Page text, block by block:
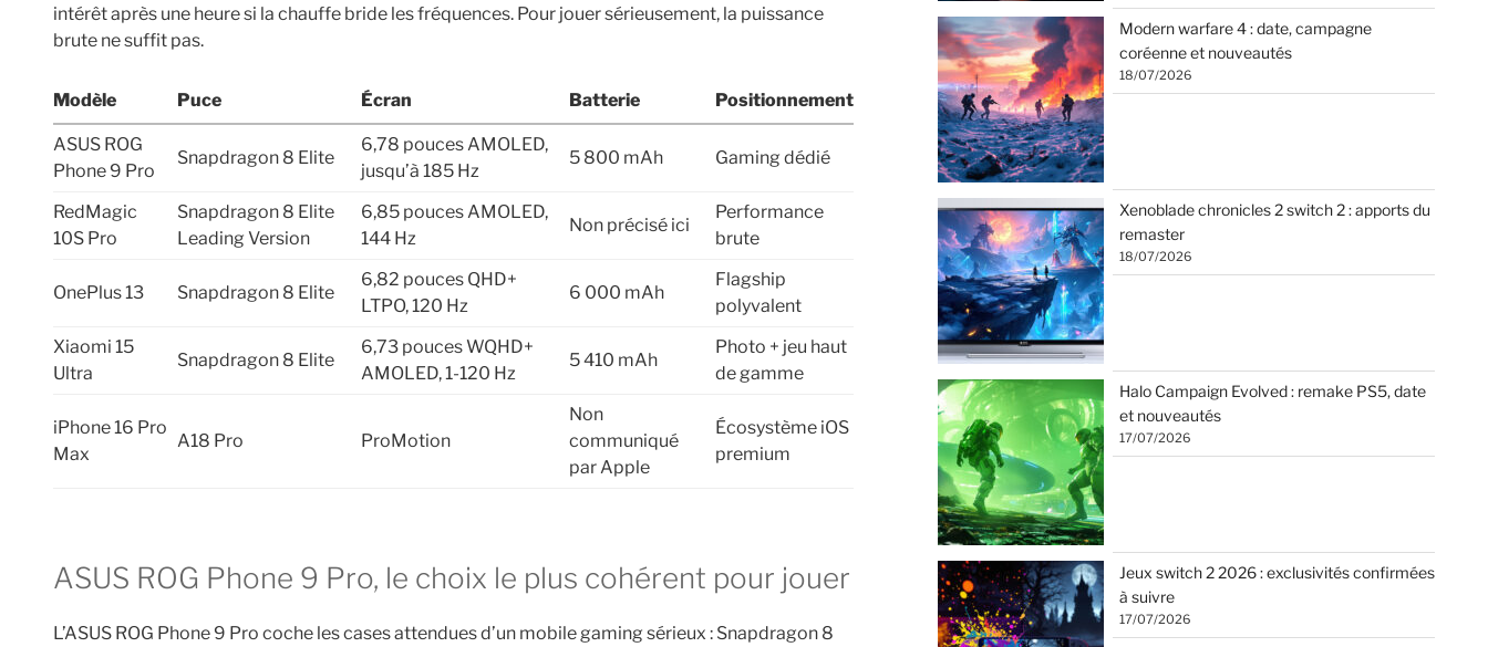
intérêt après une heure si la chauffe bride les fréquences. Pour jouer sérieusement, la puissance
brute ne suffit pas.
Modèle Puce Écran Batterie Positionnement
ASUS ROG
Phone 9 Pro
Snapdragon 8 Elite
6,78 pouces AMOLED,
jusqu’à 185 Hz
5 800 mAh Gaming dédié
RedMagic
10S Pro
Snapdragon 8 Elite
Leading Version
6,85 pouces AMOLED,
144 Hz
Non précisé ici
Performance
brute
OnePlus 13 Snapdragon 8 Elite
6,82 pouces QHD+
LTPO, 120 Hz
6 000 mAh
Flagship
polyvalent
Xiaomi 15
Ultra
Snapdragon 8 Elite
6,73 pouces WQHD+
AMOLED, 1-120 Hz
5 410 mAh
Photo + jeu haut
de gamme
iPhone 16 Pro
Max
A18 Pro ProMotion
Non
communiqué
par Apple
Écosystème iOS
premium
ASUS ROG Phone 9 Pro, le choix le plus cohérent pour jouer
L’ASUS ROG Phone 9 Pro coche les cases attendues d’un mobile gaming sérieux : Snapdragon 8
Modern warfare 4 : date, campagne
coréenne et nouveautés
18/07/2026
Xenoblade chronicles 2 switch 2 : apports du
remaster
18/07/2026
Halo Campaign Evolved : remake PS5, date
et nouveautés
17/07/2026
Jeux switch 2 2026 : exclusivités confirmées
à suivre
17/07/2026